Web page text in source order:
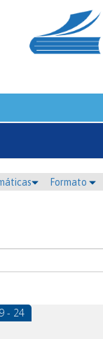
Formato
- 24